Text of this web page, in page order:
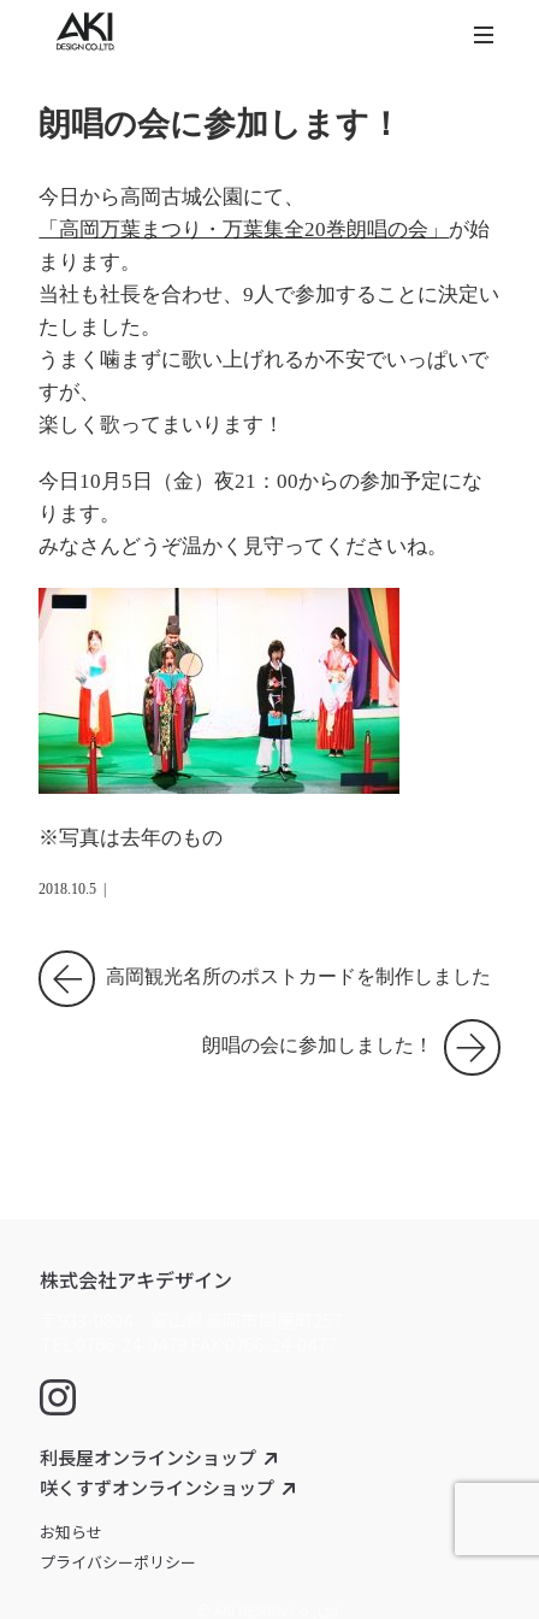
朗唱の会に参加します！
今日から高岡古城公園にて、
「高岡万葉まつり・万葉集全20巻朗唱の会」 が始
まります。
当社も社長を合わせ、9人で参加することに決定い
たしました。
うまく噛まずに歌い上げれるか不安でいっぱいで
すが、
楽しく歌ってまいります！
今日10月5日（金）夜21：00からの参加予定にな
ります。
みなさんどうぞ温かく見守ってくださいね。
※写真は去年のもの
2018.10.5
高岡観光名所のポストカードを制作しました
朗唱の会に参加しました！
株式会社アキデザイン
利長屋オンラインショップ
咲くすずオンラインショップ
お知らせ
プライバシーポリシー